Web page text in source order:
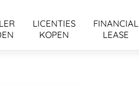
LICENTIES
KOPEN
FINANCIAL
LEASE